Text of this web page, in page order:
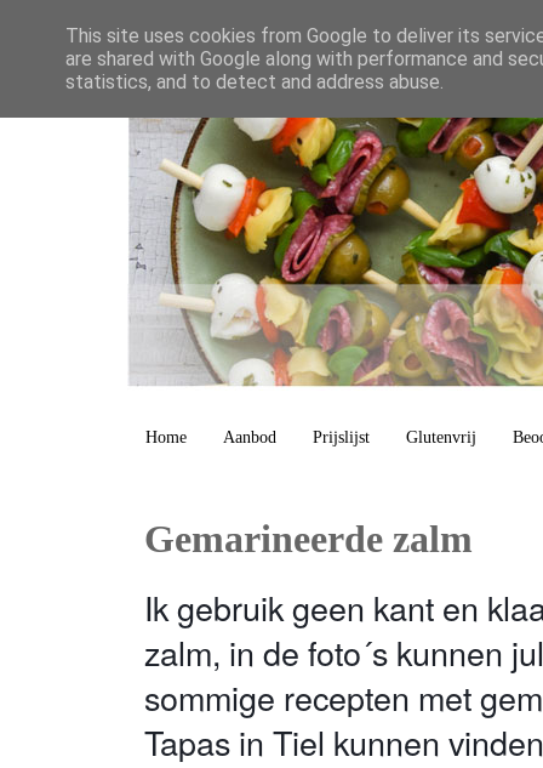
Home Aanbod Prijslijst Glutenvrij
Gemarineerde zalm
Ik gebruik geen kant en
zalm, in de foto´s kunnen
sommige recepten met
Tapas in Tiel kunnen
This site uses cookies from Google to deliver its
are shared with Google along with performance and
statistics, and to detect and address abuse.